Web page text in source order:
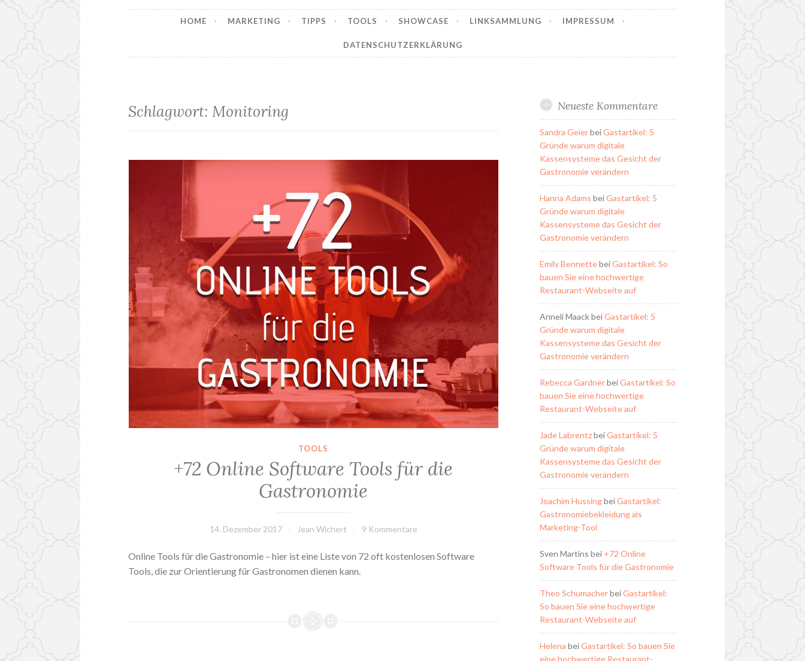
HOME MARKETING TIPPS TOOLS SHOWCASE LINKSAMMLUNG IMPRESSUM
DATENSCHUTZERKLÄRUNG
Schlagwort: Monitoring
+72 Online Software Tools für die Gastronomie
TOOLS
+72 Online Software Tools für die
Gastronomie
14. Dezember 2017 Jean Wichert 9 Kommentare
Online Tools für die Gastronomie – hier ist eine Liste von 72 oft kostenlosen Software
Tools, die zur Orientierung für Gastronomen dienen kann.
Neueste Kommentare
Sandra GeierbeiGastartikel: 5
Gründe warum digitale
Kassensysteme das Gesicht der
Gastronomie verändern
Hanna Adams beiGastartikel: 5
Gründe warum digitale
Kassensysteme das Gesicht der
Gastronomie verändern
Emily BennettebeiGastartikel: So
bauen Sie eine hochwertige
Restaurant-Webseite auf
Anneli MaackbeiGastartikel: 5
Gründe warum digitale
Kassensysteme das Gesicht der
Gastronomie verändern
Rebecca GardnerbeiGastartikel: So
bauen Sie eine hochwertige
Restaurant-Webseite auf
Jade LabrentzbeiGastartikel: 5
Gründe warum digitale
Kassensysteme das Gesicht der
Gastronomie verändern
Joachim HussingbeiGastartikel:
Gastronomiebekleidung als
Marketing-Tool
Sven Martins bei +72 Online
Software Tools für die Gastronomie
Theo SchumacherbeiGastartikel:
So bauen Sie eine hochwertige
Restaurant-Webseite auf
Helena beiGastartikel: So bauen Sie